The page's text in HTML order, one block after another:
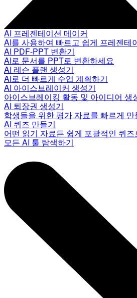
AI 프레젠테이션 메이커
AI를 사용하여 빠르고 쉽게 프레젠테
AI PDF-PPT 변환기
AI로 문서를 PPT로 변환하세요
AI 레슨 플랜 생성기
AI로 더 빠르게 수업 계획하기
AI 아이스브레이커 생성기
아이스브레이킹 활동 및 아이디어 생
AI 퇴장권 생성기
학생들을 위한 평가 자료를 빠르게
AI 퀴즈 만들기
어떤 읽기 자료든 쉽게 포괄적인 퀴
모든 AI 툴 탐색하기